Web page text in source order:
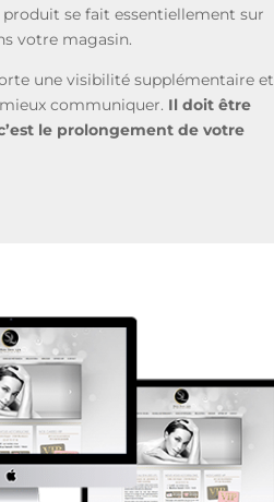
produit se fait essentiellement sur
votre magasin.
une visibilité supplémentaire et
communiquer. Il doit être
le prolongement de votre